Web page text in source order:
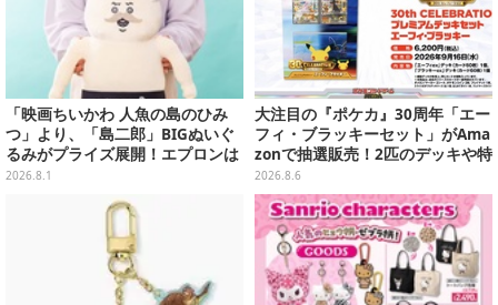
「映画ちいかわ 人魚の島のひみ
つ」より、「島二郎」BIGぬいぐ
るみがプライズ展開！エプロンは
ポケット付き
2026.8.1
大注目の『ポケカ』30周年「エー
フィ・ブラッキーセット」がAma
zonで抽選販売！2匹のデッキや特
別カードを収録
2026.8.6